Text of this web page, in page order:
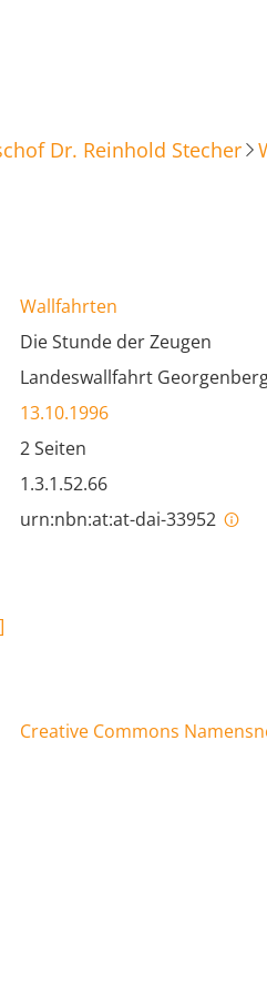
Dr. Reinhold Stecher
Wallfahrten
Die Stunde der Zeugen
Landeswallfahrt
13.10.1996
2 Seiten
1.3.1.52.66
urn:nbn:at:at-dai-33952
]
Creative Commons